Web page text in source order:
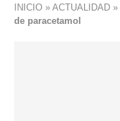
INICIO » ACTUALIDAD »
de paracetamol